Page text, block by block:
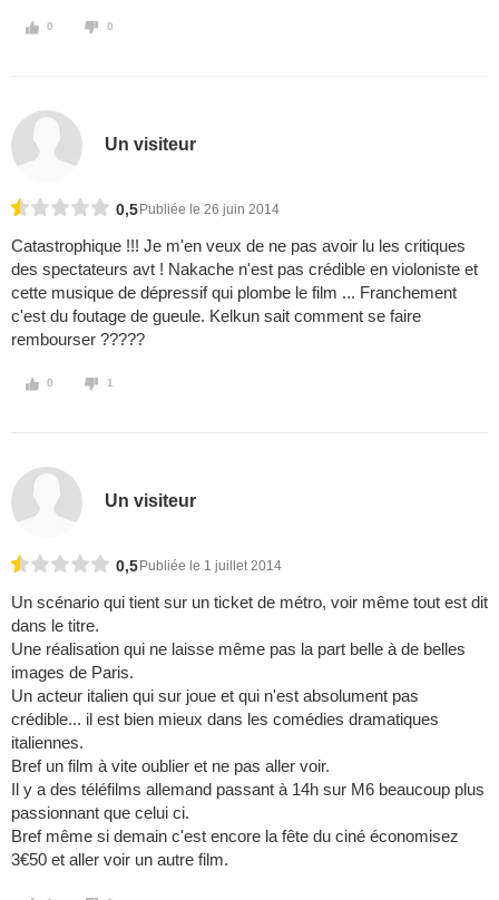
0 0
Un visiteur
0,5 Publiée le 26 juin 2014
Catastrophique !!! Je m'en veux de ne pas avoir lu les critiques
des spectateurs avt ! Nakache n'est pas crédible en violoniste et
cette musique de dépressif qui plombe le film ... Franchement
c'est du foutage de gueule. Kelkun sait comment se faire
rembourser ?????
0 1
Un visiteur
0,5 Publiée le 1 juillet 2014
Un scénario qui tient sur un ticket de métro, voir même tout est dit
dans le titre.
Une réalisation qui ne laisse même pas la part belle à de belles
images de Paris.
Un acteur italien qui sur joue et qui n'est absolument pas
crédible... il est bien mieux dans les comédies dramatiques
italiennes.
Bref un film à vite oublier et ne pas aller voir.
Il y a des téléfilms allemand passant à 14h sur M6 beaucoup plus
passionnant que celui ci.
Bref même si demain c'est encore la fête du ciné économisez
3€50 et aller voir un autre film.